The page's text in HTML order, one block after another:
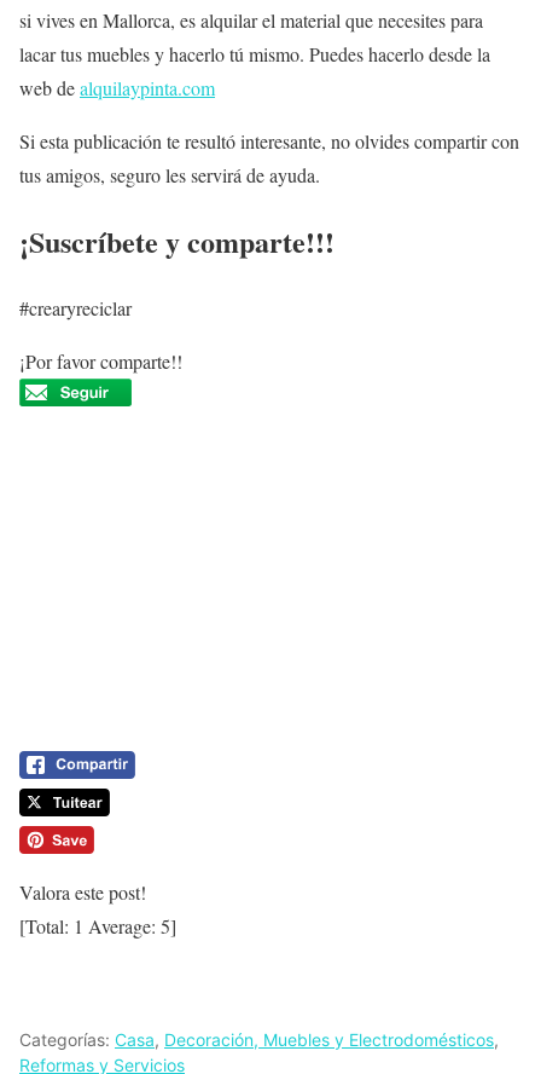
si vives en Mallorca, es alquilar el material que necesites para
lacar tus muebles y hacerlo tú mismo. Puedes hacerlo desde la
web dealquilaypinta.com
Si esta publicación te resultó interesante, no olvides compartir con
tus amigos, seguro les servirá de ayuda.
¡Suscríbete y comparte!!!
#crearyreciclar
¡Por favor comparte!!
Valora este post!
[Total: 1 Average: 5]
Categorías: Casa, Decoración, Muebles y Electrodomésticos,
Reformas y Servicios